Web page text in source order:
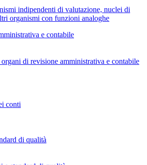
indipendenti di valutazione, nuclei di
organismi con funzioni analoghe
e contabile
di revisione amministrativa e contabile
conti
di qualità